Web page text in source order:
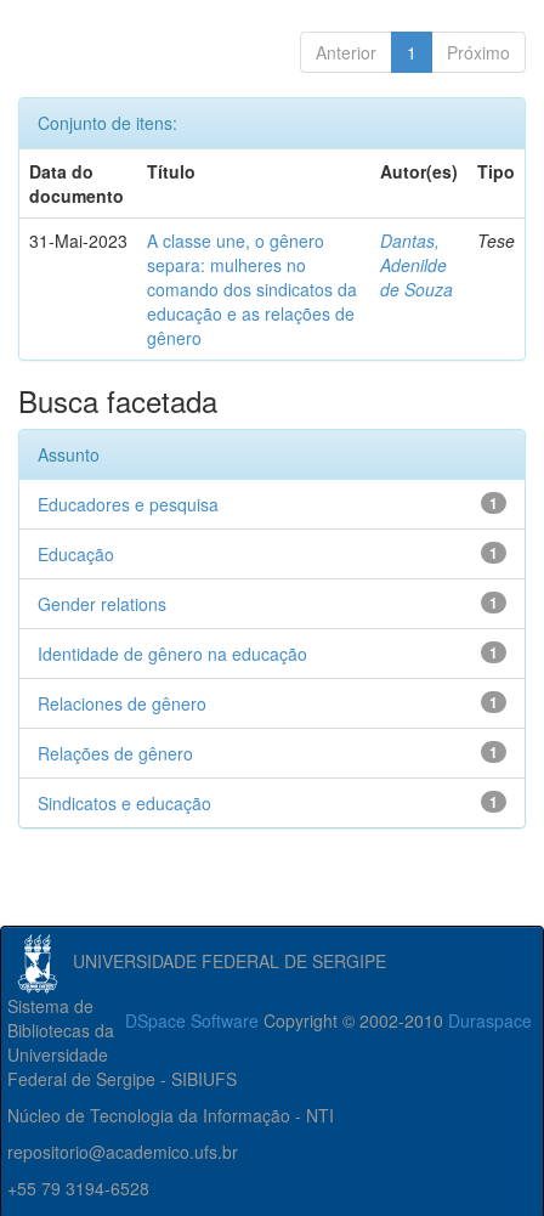
Anterior 1 Próximo
Conjunto de itens:
Data do
documento
Título Autor(es) Tipo
31-Mai-2023
A classe une, o gênero
separa: mulheres no
comando dos sindicatos da
educação e as relações de
gênero
Dantas,
Adenilde
de Souza
Tese
Busca facetada
Assunto
1
Educadores e pesquisa
1
Educação
1
Gender relations
1
Identidade de gênero na educação
1
Relaciones de gênero
1
Relações de gênero
1
Sindicatos e educação
UNIVERSIDADE FEDERAL DE SERGIPE
DSpace Software Copyright © 2002-2010 Duraspace
Sistema de
Bibliotecas da
Universidade
Federal de Sergipe - SIBIUFS
Núcleo de Tecnologia da Informação - NTI
repositorio@academico.ufs.br
+55 79 3194-6528